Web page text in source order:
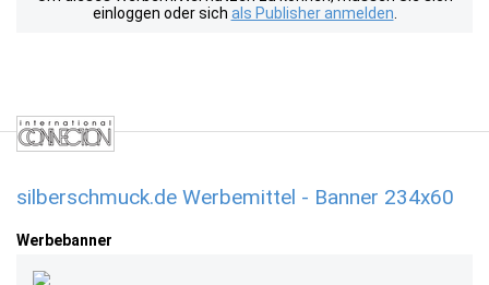
einloggen oder sich als Publisher anmelden
silberschmuck.de Werbemittel - Banner 234x60
Werbebanner